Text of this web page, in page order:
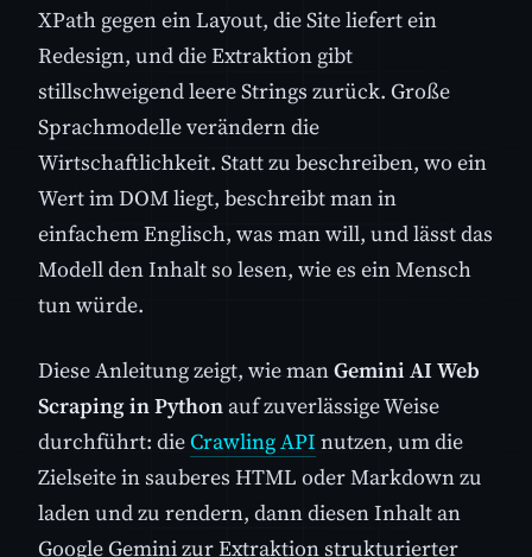
XPath gegen ein Layout, die Site liefert ein
Redesign, und die Extraktion gibt
stillschweigend leere Strings zurück. Große
Sprachmodelle verändern die
Wirtschaftlichkeit. Statt zu beschreiben, wo ein
Wert im DOM liegt, beschreibt man in
einfachem Englisch, was man will, und lässt das
Modell den Inhalt so lesen, wie es ein Mensch
tun würde.
Diese Anleitung zeigt, wie manGemini AI Web
Scraping in Python auf zuverlässige Weise
durchführt: dieCrawling API nutzen, um die
Zielseite in sauberes HTML oder Markdown zu
laden und zu rendern, dann diesen Inhalt an
Google Gemini zur Extraktion strukturierter